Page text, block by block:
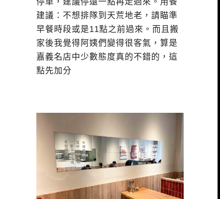
停車，建議停遠一點再走過來。用餐
建議：不想排隊到天荒地老，請瞄準
早餐時段或是11點之前過來。而且搬
家後我覺得阿姨們變得很客氣，算是
嘉義名店中少數態度真的不錯的，這
點先加分